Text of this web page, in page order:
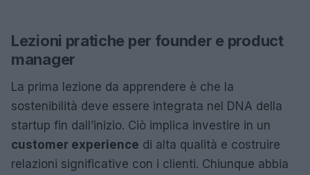
Lezioni pratiche per founder e product
manager
La prima lezione da apprendere è che la
sostenibilità deve essere integrata nel DNA della
startup fin dall’inizio. Ciò implica investire in un
customer experience di alta qualità e costruire
relazioni significative con i clienti. Chiunque abbia